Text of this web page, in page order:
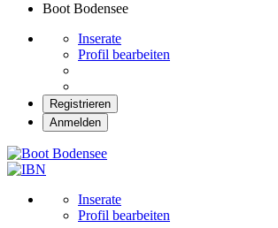
Boot Bodensee
Inserate
Profil bearbeiten
Registrieren
Anmelden
Inserate
Profil bearbeiten